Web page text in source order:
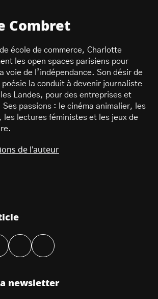
Combret
école de commerce, Charlotte
les open spaces parisiens pour
voie de l’indépendance. Son désir de
poésie la conduit à devenir journaliste
Landes, pour des entreprises et
Ses passions : le cinéma animalier, les
les lectures féministes et les jeux de
de l'auteur
newsletter